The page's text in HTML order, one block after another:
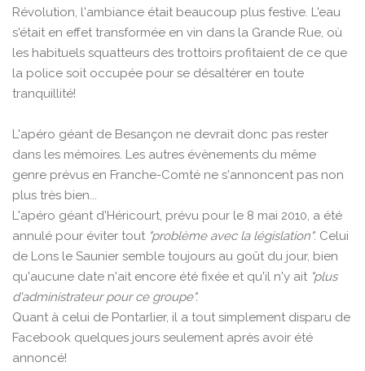
Révolution, l'ambiance était beaucoup plus festive. L'eau
s'était en effet transformée en vin dans la Grande Rue, où
les habituels squatteurs des trottoirs profitaient de ce que
la police soit occupée pour se désaltérer en toute
tranquillité!
L'apéro géant de Besançon ne devrait donc pas rester
dans les mémoires. Les autres évènements du même
genre prévus en Franche-Comté ne s'annoncent pas non
plus très bien...
L'apéro géant d'Héricourt, prévu pour le 8 mai 2010, a été
annulé pour éviter tout "problème avec la législation". Celui
de Lons le Saunier semble toujours au goût du jour, bien
qu'aucune date n'ait encore été fixée et qu'il n'y ait "plus
d'administrateur pour ce groupe".
Quant à celui de Pontarlier, il a tout simplement disparu de
Facebook quelques jours seulement après avoir été
annoncé!